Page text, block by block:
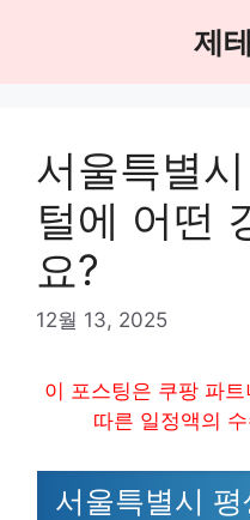
제
서울특별
털에 어떤
요?
12월 13, 2025
이 포스팅은 쿠팡 파
따른 일정액의
서울특별시